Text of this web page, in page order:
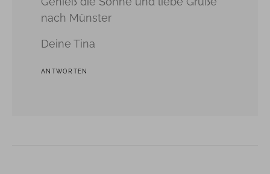
nach Münster
Deine Tina
ANTWORTEN